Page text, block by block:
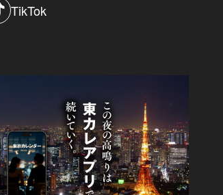
TikTok